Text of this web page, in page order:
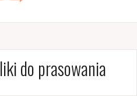
do prasowania